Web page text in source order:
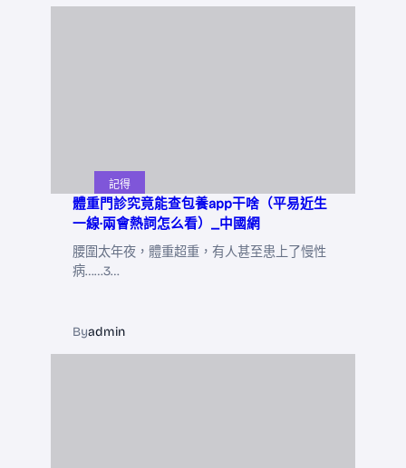
記得
體重門診究竟能查包養app干啥（平易近生
一線·兩會熱詞怎么看）_中國網
腰圍太年夜，體重超重，有人甚至患上了慢性
病……3…
Byadmin